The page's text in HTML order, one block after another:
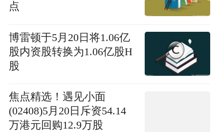
点
博雷顿于5月20日将1.06亿
股内资股转换为1.06亿股H
股
焦点精选！遇见小面
(02408)5月20日斥资54.14
万港元回购12.9万股